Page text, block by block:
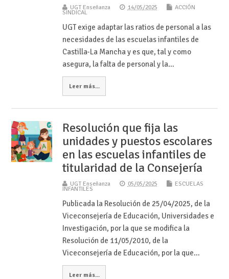
UGT Enseñanza 14/05/2025 ACCIÓN
SINDICAL
UGT exige adaptar las ratios de personal a las
necesidades de las escuelas infantiles de
Castilla-La Mancha y es que, tal y como
asegura, la falta de personal y la…
Leer más...
Resolución que fija las
unidades y puestos escolares
en las escuelas infantiles de
titularidad de la Consejería
UGT Enseñanza 05/05/2025 ESCUELAS
INFANTILES
Publicada la Resolución de 25/04/2025, de la
Viceconsejería de Educación, Universidades e
Investigación, por la que se modifica la
Resolución de 11/05/2010, de la
Viceconsejería de Educación, por la que…
Leer más...